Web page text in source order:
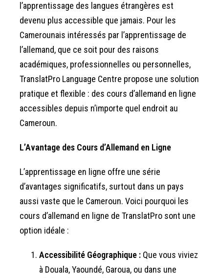
l’apprentissage des langues étrangères est
devenu plus accessible que jamais. Pour les
Camerounais intéressés par l’apprentissage de
l’allemand, que ce soit pour des raisons
académiques, professionnelles ou personnelles,
TranslatPro Language Centre propose une solution
pratique et flexible : des cours d’allemand en ligne
accessibles depuis n’importe quel endroit au
Cameroun.
L’Avantage des Cours d’Allemand en Ligne
L’apprentissage en ligne offre une série
d’avantages significatifs, surtout dans un pays
aussi vaste que le Cameroun. Voici pourquoi les
cours d’allemand en ligne de TranslatPro sont une
option idéale :
Accessibilité Géographique : Que vous viviez
à Douala, Yaoundé, Garoua, ou dans une